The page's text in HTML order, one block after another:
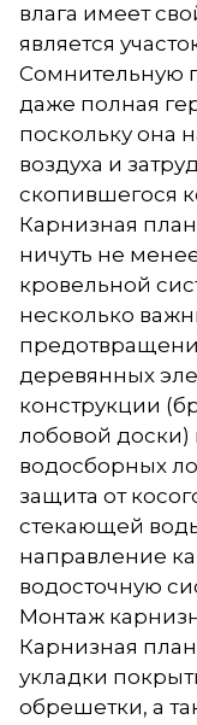
влага имеет
является
Сомнительную
даже полная
поскольку она
воздуха и
скопившегося
Карнизная
ничуть не
кровельной
несколько
деревянных
конструкции
лобовой
водосборных
защита от
стекающей
направление
водосточную
Монтаж
Карнизная
укладки
обрешетки, а